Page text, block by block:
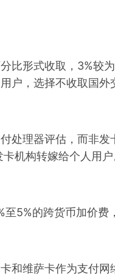
形式收取，3%较
户，选择不收取国外
理器评估，而非发
机构转嫁给个人用户
的跨货币加价费
维萨卡作为支付网